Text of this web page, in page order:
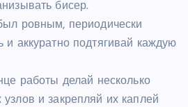
бисер.
ровным, периодически
и аккуратно подтягивай каждую
работы делай несколько
и закрепляй их каплей